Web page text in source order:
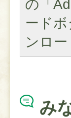
の「
ード
ンロ
み